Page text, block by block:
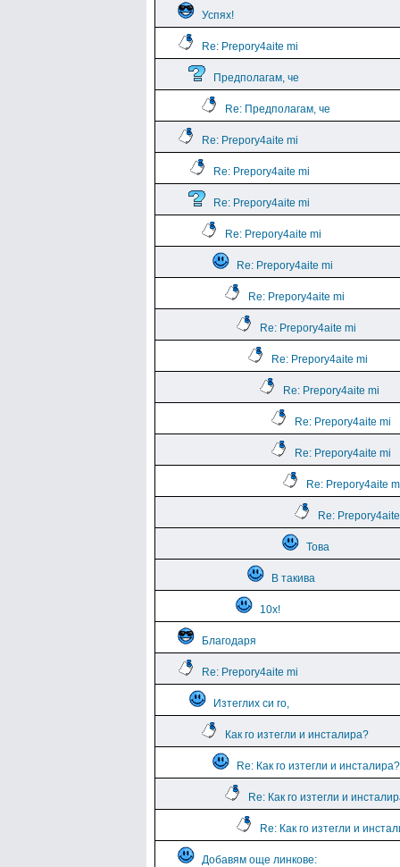
Успях!
Re: Prepory4aite mi
Предполагам, че
Re: Предполагам, че
Re: Prepory4aite mi
Re: Prepory4aite mi
Re: Prepory4aite mi
Re: Prepory4aite mi
Re: Prepory4aite mi
Re: Prepory4aite mi
Re: Prepory4aite mi
Re: Prepory4aite mi
Re: Prepory4aite mi
Re: Prepory4aite mi
Re: Prepory4aite mi
Re: Prepory4aite
Re:
Това
В такива
10х!
Благодаря
Re: Prepory4aite mi
Изтеглих си го,
Как го изтегли и инсталира?
Re: Как го изтегли и инсталира?
Re: Как го изтегли и
Re: Как го изтегли и
Добавям още линкове: